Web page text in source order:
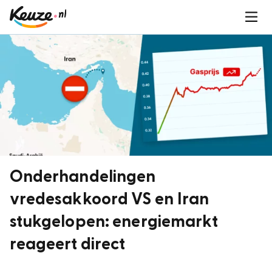
Onderhandelingen
vredesakkoord VS en Iran
stukgelopen: energiemarkt
reageert direct